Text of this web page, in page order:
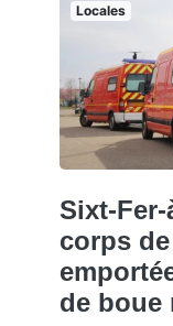
Locales
Sixt-
corps
de boue